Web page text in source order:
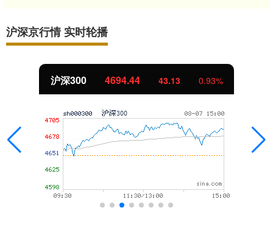
沪深京行情 实时轮播
北证50 1134.24 11.37 1.01%